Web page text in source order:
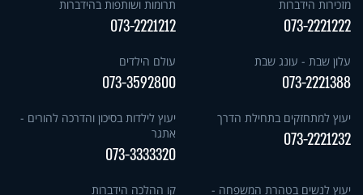
מזכירות הידברות
073-2221222
תרומות ושותפות בהידברות
073-2221212
עלון שבת - עונג שבת
073-2221388
עולם הילדים
073-3592800
יעוץ למתחזקים בתחילת הדרך
073-2221232
יעוץ לילדות בסיכון והדרכה להורים -
אתגר
073-3333320
יעוץ לנשים בטהרת המשפחה -
קו ההלכה הידברות